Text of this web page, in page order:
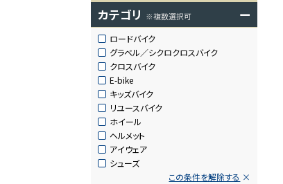
カテゴリ ※複数選択可 ー
ロードバイク
グラベル／シクロクロスバイク
クロスバイク
E-bike
キッズバイク
リユースバイク
ホイール
ヘルメット
アイウェア
シューズ
この条件を解除する